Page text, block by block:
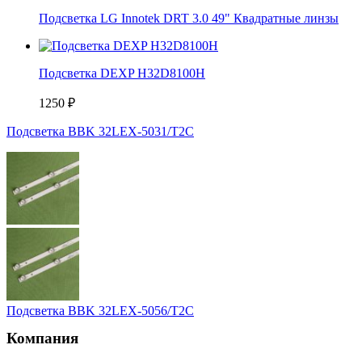
Подсветка LG Innotek DRT 3.0 49" Квадратные линзы
Подсветка DEXP H32D8100H
1250 ₽
Подсветка BBK 32LEX-5031/T2C
Подсветка BBK 32LEX-5056/T2C
Компания